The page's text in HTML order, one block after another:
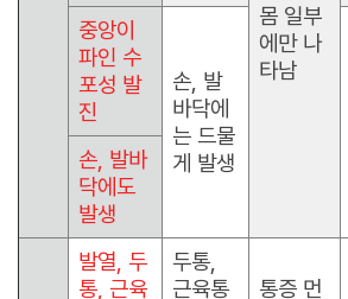
몸 일부
에만 나
타남
중앙이
파인 수
포성 발
진
손, 발
바닥에
는 드물
게 발생
손, 발바
닥에도
발생
발열, 두
통, 근육
두통,
근육통
통증 먼